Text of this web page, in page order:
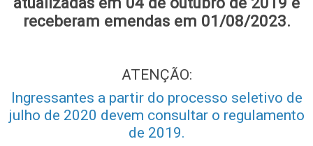
receberam emendas em 01/08/2023.
ATENÇÃO:
Ingressantes a partir do processo seletivo de
julho de 2020 devem consultar o regulamento
de 2019.